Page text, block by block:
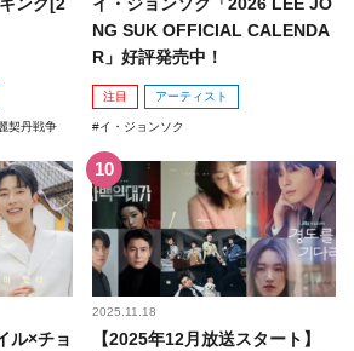
ング[2
契丹戦争
イ・ジョンソク「2026 LEE JO
NG SUK OFFICIAL CALENDA
R」好評発売中！
注目 アーティスト
イ・ジョンソク
ル×チョ
2025.11.18
【2025年12月放送スタート】